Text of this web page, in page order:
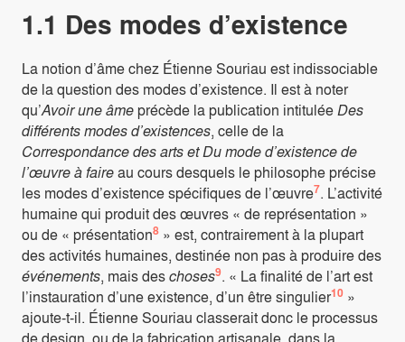
1.1 Des modes d’existence
La notion d’âme chez Étienne Souriau est indissociable
de la question des modes d’existence. Il est à noter
qu’Avoir une âme précède la publication intituléeDes
différents modes d’existences, celle de la
Correspondance des arts et Du mode d’existence de
l’œuvre à faireau cours desquels le philosophe précise
les modes d’existence spécifiques de l’œuvre7. L’activité
humaine qui produit des œuvres « de représentation »
ou de « présentation8 » est, contrairement à la plupart
des activités humaines, destinée non pas à produire des
événements, mais deschoses9. « La finalité de l’art est
l’instauration d’une existence, d’un être singulier10 »
ajoute-t-il. Étienne Souriau classerait donc le processus